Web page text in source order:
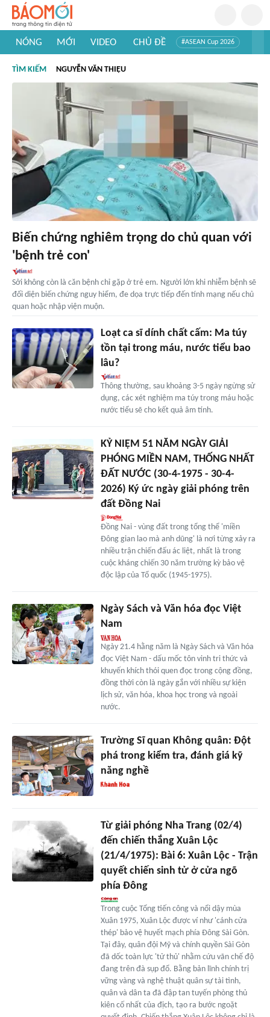
NÓNG MỚI VIDEO CHỦ ĐỀ #ASEAN Cup 2026
#Khám phá thế giới
TÌM KIẾM NGUYỄN VĂN THIỆU
Biến chứng nghiêm trọng do chủ quan với
'bệnh trẻ con'
Sởi không còn là căn bệnh chỉ gặp ở trẻ em. Người lớn khi nhiễm bệnh sẽ
đối diện biến chứng nguy hiểm, đe dọa trực tiếp đến tính mạng nếu chủ
quan hoặc nhập viện muộn.
Loạt ca sĩ dính chất cấm: Ma túy
tồn tại trong máu, nước tiểu bao
lâu?
Thông thường, sau khoảng 3-5 ngày ngừng sử
dụng, các xét nghiệm ma túy trong máu hoặc
nước tiểu sẽ cho kết quả âm tính.
KỶ NIỆM 51 NĂM NGÀY GIẢI
PHÓNG MIỀN NAM, THỐNG NHẤT
ĐẤT NƯỚC (30-4-1975 - 30-4-
2026) Ký ức ngày giải phóng trên
đất Đồng Nai
Đồng Nai - vùng đất trong tổng thể 'miền
Đông gian lao mà anh dũng' là nơi từng xảy ra
nhiều trận chiến đấu ác liệt, nhất là trong
cuộc kháng chiến 30 năm trường kỳ bảo vệ
độc lập của Tổ quốc (1945-1975).
Ngày Sách và Văn hóa đọc Việt
Nam
Ngày 21.4 hằng năm là Ngày Sách và Văn hóa
đọc Việt Nam - dấu mốc tôn vinh tri thức và
khuyến khích thói quen đọc trong cộng đồng,
đồng thời còn là ngày gắn với nhiều sự kiện
lịch sử, văn hóa, khoa học trong và ngoài
nước.
Trường Sĩ quan Không quân: Đột
phá trong kiểm tra, đánh giá kỹ
năng nghề
Từ giải phóng Nha Trang (02/4)
đến chiến thắng Xuân Lộc
(21/4/1975): Bài 6: Xuân Lộc - Trận
quyết chiến sinh tử ở cửa ngõ
phía Đông
Trong cuộc Tổng tiến công và nổi dậy mùa
Xuân 1975, Xuân Lộc được ví như 'cánh cửa
thép' bảo vệ huyết mạch phía Đông Sài Gòn.
Tại đây, quân đội Mỹ và chính quyền Sài Gòn
đã dốc toàn lực 'tử thủ' nhằm cứu vãn chế độ
đang trên đà sụp đổ. Bằng bản lĩnh chính trị
vững vàng và nghệ thuật quân sự tài tình,
quân và dân ta đã đập tan tuyến phòng thủ
kiên cố nhất của địch, tạo ra bước ngoặt